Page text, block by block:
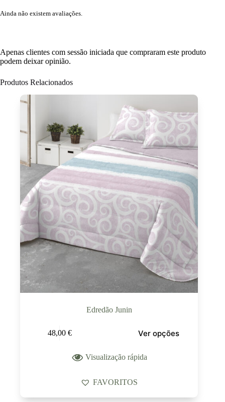
Ainda não existem avaliações.
Apenas clientes com sessão iniciada que compraram este produto
podem deixar opinião.
Produtos Relacionados
Edredão Junin
48,00 € Ver opções
Visualização rápida
FAVORITOS